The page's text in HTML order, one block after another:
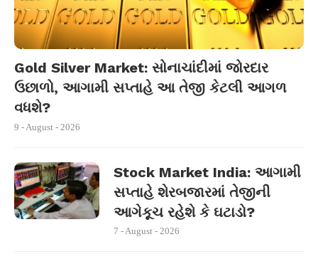
Gold Silver Market: સોનાચાંદીમાં જોરદાર
ઉછાળો, આગામી સપ્તાહે આ તેજી કેટલી આગળ
વધશે?
9 - August - 2026
Stock Market India: આગામી
સપ્તાહે શેરબજારમાં તેજીની
આગેકૂચ રહેશે કે ઘટાડો?
7 - August - 2026